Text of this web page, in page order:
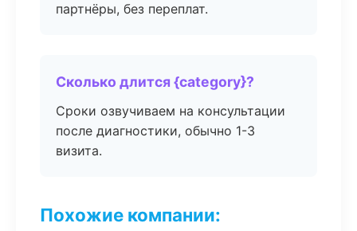
партнёры, без переплат.
Сколько длится {category}?
Сроки озвучиваем на консультации
после диагностики, обычно 1-3
визита.
Похожие компании: